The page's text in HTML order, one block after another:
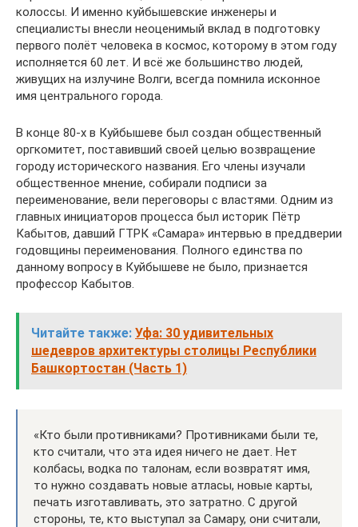
колоссы. И именно куйбышевские инженеры и
специалисты внесли неоценимый вклад в подготовку
первого полёт человека в космос, которому в этом году
исполняется 60 лет. И всё же большинство людей,
живущих на излучине Волги, всегда помнила исконное
имя центрального города.
В конце 80-х в Куйбышеве был создан общественный
оргкомитет, поставивший своей целью возвращение
городу исторического названия. Его члены изучали
общественное мнение, собирали подписи за
переименование, вели переговоры с властями. Одним из
главных инициаторов процесса был историк Пётр
Кабытов, давший ГТРК «Самара» интервью в преддверии
годовщины переименования. Полного единства по
данному вопросу в Куйбышеве не было, признается
профессор Кабытов.
Читайте также: Уфа: 30 удивительных
шедевров архитектуры столицы Республики
Башкортостан (Часть 1)
«Кто были противниками? Противниками были те,
кто считали, что эта идея ничего не дает. Нет
колбасы, водка по талонам, если возвратят имя,
то нужно создавать новые атласы, новые карты,
печать изготавливать, это затратно. С другой
стороны, те, кто выступал за Самару, они считали,